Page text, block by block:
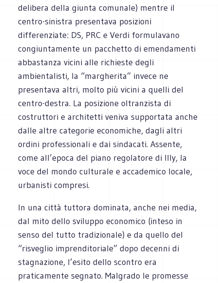
delibera della giunta comunale) mentre il
centro-sinistra presentava posizioni
differenziate: DS, PRC e Verdi formulavano
congiuntamente un pacchetto di emendamenti
abbastanza vicini alle richieste degli
ambientalisti, la “margherita” invece ne
presentava altri, molto più vicini a quelli del
centro-destra. La posizione oltranzista di
costruttori e architetti veniva supportata anche
dalle altre categorie economiche, dagli altri
ordini professionali e dai sindacati. Assente,
come all’epoca del piano regolatore di Illy, la
voce del mondo culturale e accademico locale,
urbanisti compresi.
In una città tuttora dominata, anche nei media,
dal mito dello sviluppo economico (inteso in
senso del tutto tradizionale) e da quello del
“risveglio imprenditoriale” dopo decenni di
stagnazione, l’esito dello scontro era
praticamente segnato. Malgrado le promesse